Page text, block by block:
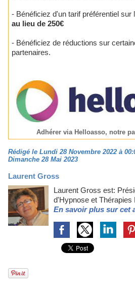
- Bénéficiez d'un tarif préférentiel sur
au lieu de 250€
- Bénéficiez de réductions sur
partenaires.
Adhérer via Helloasso, notre
Rédigé le Lundi 28 Novembre 2022 à
Dimanche 28 Mai 2023
Laurent Gross
Laurent Gross est:
d'Hypnose et Thérapies
En savoir plus sur cet